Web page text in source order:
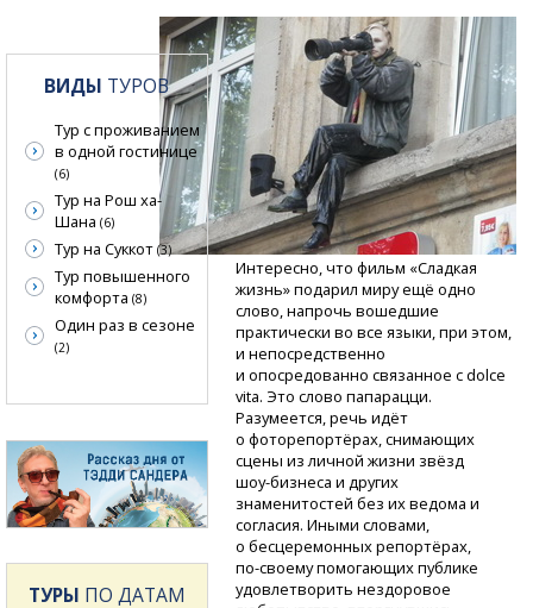
Интересно, что фильм «Сладкая
жизнь» подарил миру ещё одно
слово, напрочь вошедшие
практически во все языки, при этом,
и непосредственно
и опосредованно связанное с dolce
vita. Это слово папарацци.
Разумеется, речь идёт
о фоторепортёрах, снимающих
сцены из личной жизни звёзд
шоу-бизнеса и других
знаменитостей без их ведома и
согласия. Иными словами,
о бесцеремонных репортёрах,
по-своемупомогающих публике
удовлетворить нездоровое
ВИДЫ ТУРОВ
Тур с проживанием
в одной гостинице
(6)
Тур на Рош ха-
Шана (6)
Тур на Суккот (3)
Тур повышенного
комфорта (8)
Один раз в сезоне
(2)
ТУРЫ ПО ДАТАМ